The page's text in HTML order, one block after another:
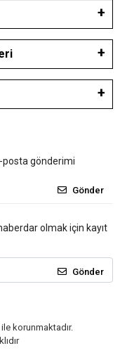
posta gönderimi
Gönder
olmak için kayıt
Gönder
korunmaktadır.